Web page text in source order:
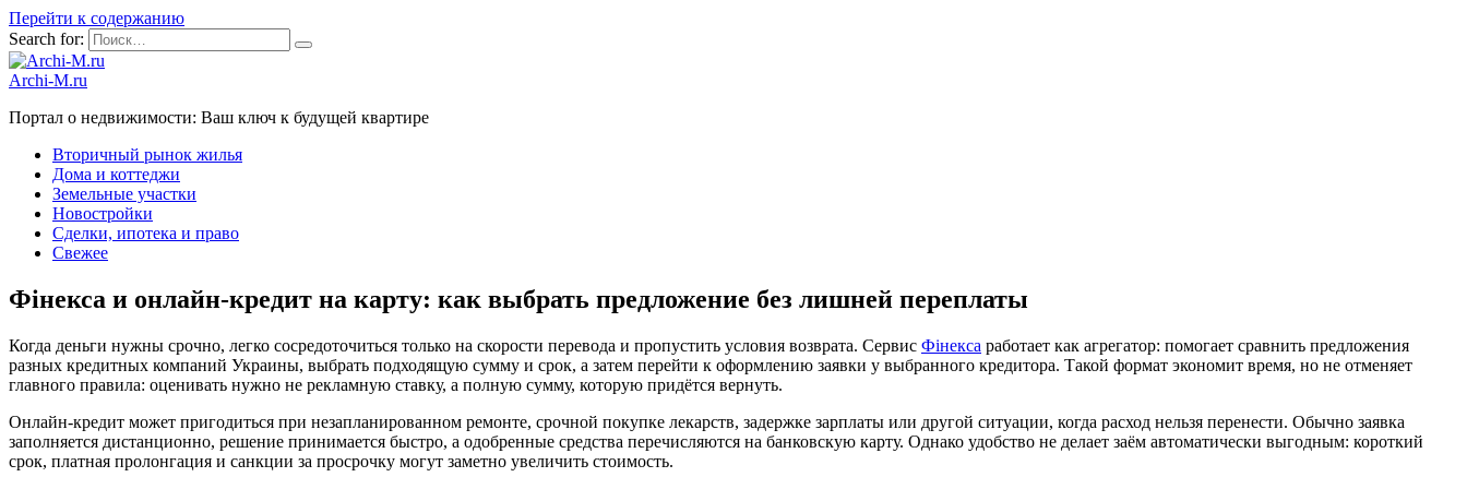
Перейти к содержанию
Search for:
Archi-M.ru
Портал о недвижимости: Ваш ключ к будущей квартире
Вторичный рынок жилья
Дома и коттеджи
Земельные участки
Новостройки
Сделки, ипотека и право
Свежее
Фінекса и онлайн-кредит на карту: как выбрать предложение без лишней переплаты
Когда деньги нужны срочно, легко сосредоточиться только на скорости перевода и пропустить условия возврата. Сервис Фінекса работает как агрегатор: помогает сравнить предложения
разных кредитных компаний Украины, выбрать подходящую сумму и срок, а затем перейти к оформлению заявки у выбранного кредитора. Такой формат экономит время, но не отменяет
главного правила: оценивать нужно не рекламную ставку, а полную сумму, которую придётся вернуть.
Онлайн-кредит может пригодиться при незапланированном ремонте, срочной покупке лекарств, задержке зарплаты или другой ситуации, когда расход нельзя перенести. Обычно заявка
заполняется дистанционно, решение принимается быстро, а одобренные средства перечисляются на банковскую карту. Однако удобство не делает заём автоматически выгодным: короткий
срок, платная пролонгация и санкции за просрочку могут заметно увеличить стоимость.